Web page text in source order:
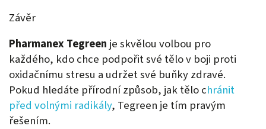
Závěr
Pharmanex Tegreen je skvělou volbou pro
každého, kdo chce podpořit své tělo v boji proti
oxidačnímu stresu a udržet své buňky zdravé.
Pokud hledáte přírodní způsob, jak tělo chránit
před volnými radikály, Tegreen je tím pravým
řešením.